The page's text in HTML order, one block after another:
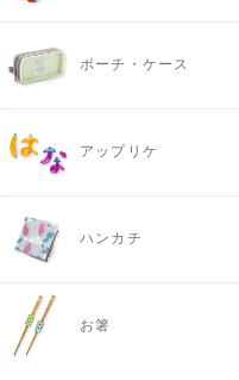
ポーチ・ケース
アップリケ
ハンカチ
お箸